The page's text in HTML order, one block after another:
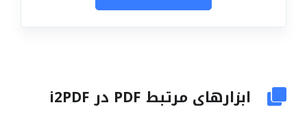
ابزارهای مرتبط PDF در i2PDF